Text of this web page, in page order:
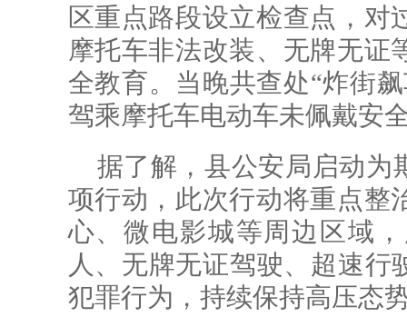
区重点路段设立检查点，对
摩托车非法改装、无牌无证
全教育。当晚共查处“炸街
驾乘摩托车电动车未佩戴安
据了解，县公安局启动为
项行动，此次行动将重点整
心、微电影城等周边区域
人、无牌无证驾驶、超速行
犯罪行为，持续保持高压态